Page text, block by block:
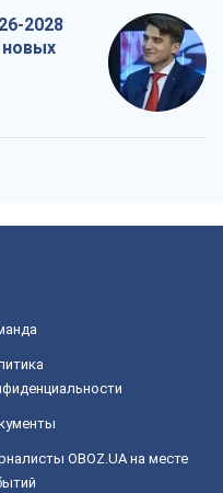
2028
OBOZ.UA на месте